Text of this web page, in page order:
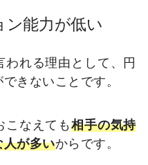
ン能力が低い
れる理由として、円
きないことです。
こなえても相手の気持
人が多いからです。